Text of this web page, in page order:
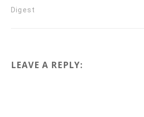
Digest
LEAVE A REPLY: